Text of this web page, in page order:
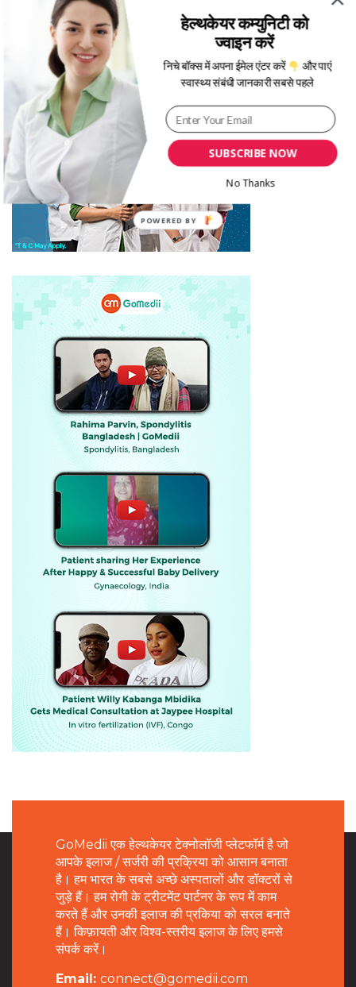
GoMedii एक हेल्थकेयर टेक्नोलॉजी प्लेटफॉर्म है जो
आपके इलाज / सर्जरी की प्रक्रिया को आसान बनाता
है। हम भारत के सबसे अच्छे अस्पतालों और डॉक्टरों से
जुड़े हैं। हम रोगी के ट्रीटमेंट पार्टनर के रूप में काम
करते हैं और उनकी इलाज की प्रकिया को सरल बनाते
हैं। किफ़ायती और विश्व-स्तरीय इलाज के लिए हमसे
संपर्क करें।
Email: connect@gomedii.com
SUBSCRIBE NOW
हेल्थकेयर कम्युनिटी को
ज्वाइन करें
निचे बॉक्स में अपना ईमेल एंटर करें
और पाएं
स्वास्थ्य संबंधी जानकारी सबसे पहले
No Thanks
POWERED BY